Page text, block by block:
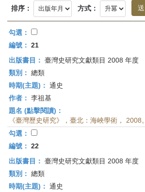
首
頁
排序： 方式：
勾選：
編號： 21
出版書目： 臺灣史研究文獻類目 2008 年度
類別： 總類
時期(主題)： 通史
作者： 李祖基
題名 (點擊閱讀)：
《臺灣歷史研究》，臺北：海峽學術， 2008。
勾選：
編號： 22
出版書目： 臺灣史研究文獻類目 2008 年度
類別： 總類
時期(主題)： 通史